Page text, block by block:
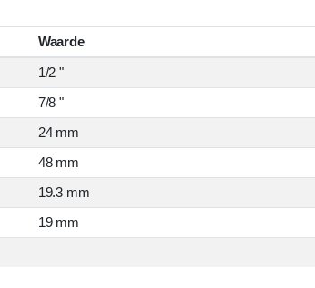
Waarde
1/2 "
7/8 "
24 mm
48 mm
19.3 mm
19 mm